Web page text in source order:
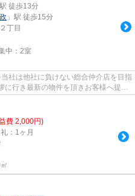
駅 徒歩13分
」駅 徒歩15分
２丁目
中： 2室
社は他社に負けない総合仲介店を目指
に行き最新の物件を頂きお客様へ提供
費 2,000円)
：1ヶ月